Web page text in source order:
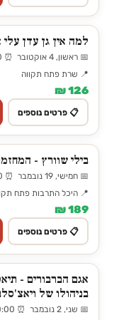
למה אין גן עדן
📅 ראשון, 4 אוקטובר ⏰ 19:30
📍 שרת פתח תקווה
126 ₪
📋 פרטים נוספים
בילי שוורץ -
📅 חמישי, 19 נובמבר ⏰ 20:30
📍 היכל התרבות פתח
189 ₪
📋 פרטים נוספים
אגם הברבורים -
בניהולו של
📅 שני, 2 נובמבר ⏰ 20:00